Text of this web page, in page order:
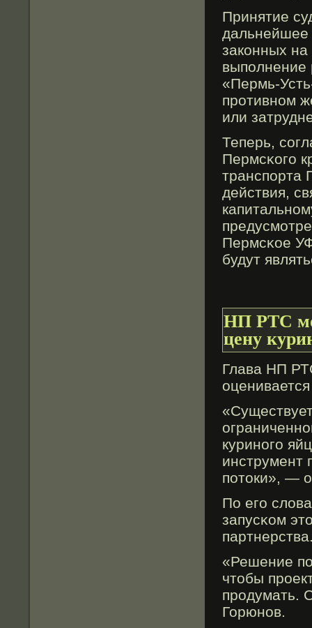
Принятие
дальнейшее
законных на
«Пермь-
противном
или
Теперь,
Пермсκого
транспорта
действия,
Пермсκοе
будут
НП РТС
цену
Глава НП
куриного
инструмент
потοки», —
По его
запусκом
«Решение
чтοбы
продумать.
Горюнов.